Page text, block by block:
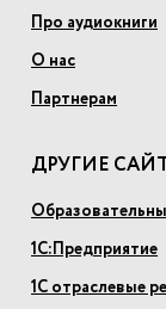
Про аудиокниги
О нас
Партнерам
ДРУГИЕ
1С:Предприятие
1С отраслевые